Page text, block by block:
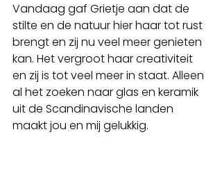
Vandaag gaf Grietje aan dat de
stilte en de natuur hier haar tot rust
brengt en zij nu veel meer genieten
kan. Het vergroot haar creativiteit
en zij is tot veel meer in staat. Alleen
al het zoeken naar glas en keramik
uit de Scandinavische landen
maakt jou en mij gelukkig.